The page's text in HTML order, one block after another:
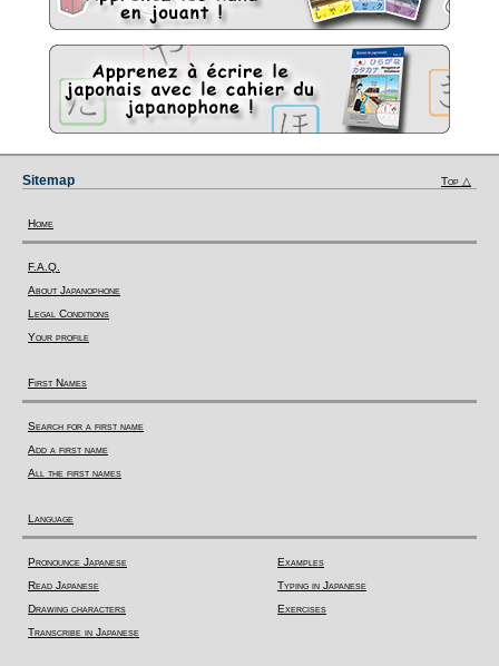
Sitemap Top △
Home
F.A.Q.
About Japanophone
Legal Conditions
Your profile
First Names
Search for a first name
Add a first name
All the first names
Language
Pronounce Japanese
Read Japanese
Drawing characters
Transcribe in Japanese
Examples
Typing in Japanese
Exercises